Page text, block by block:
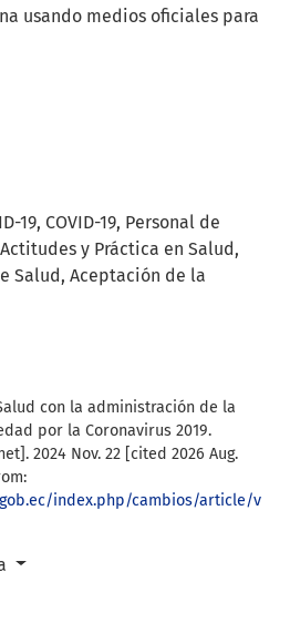
19 COVID-19 Personal de
y Práctica en Salud
Salud Aceptación de la
con la administración de la
por la Coronavirus 2019.
2024 Nov. 22 [cited 2026 Aug.
index.php/cambios/article/v
usando medios oficiales para